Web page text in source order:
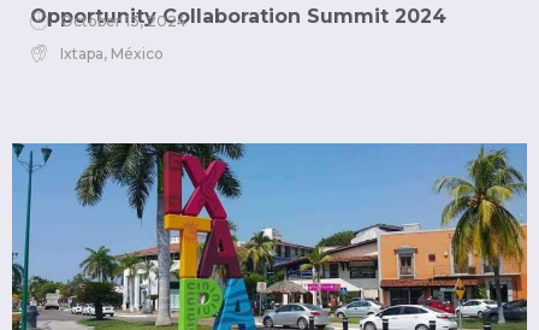
October 13, 2024
Ixtapa, México
Opportunity Collaboration Summit 2024